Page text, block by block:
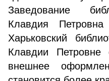
Заведование
Клавдия
Харьковский
Клавдии Петровне
внешнее